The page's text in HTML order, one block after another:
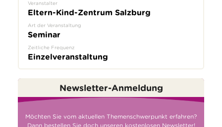
Veranstalter
Eltern-Kind-Zentrum Salzburg
Art der Veranstaltung
Seminar
Zeitliche Frequenz
Einzelveranstaltung
Newsletter-Anmeldung
Möchten Sie vom aktuellen Themenschwerpunkt erfahren?
Dann bestellen Sie doch unseren kostenlosen Newsletter!